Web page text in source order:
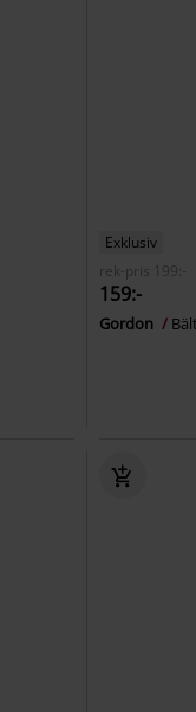
Exklusiv
rek-pris
199:-
159:-
Gordon